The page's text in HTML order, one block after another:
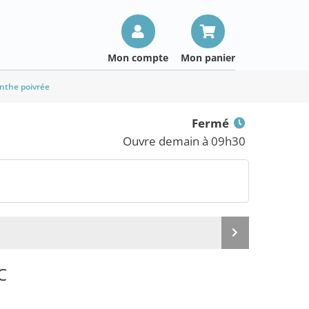
Mon compte Mon panier
poivrée
Fermé
Ouvre demain à 09h30
Produit
suivant